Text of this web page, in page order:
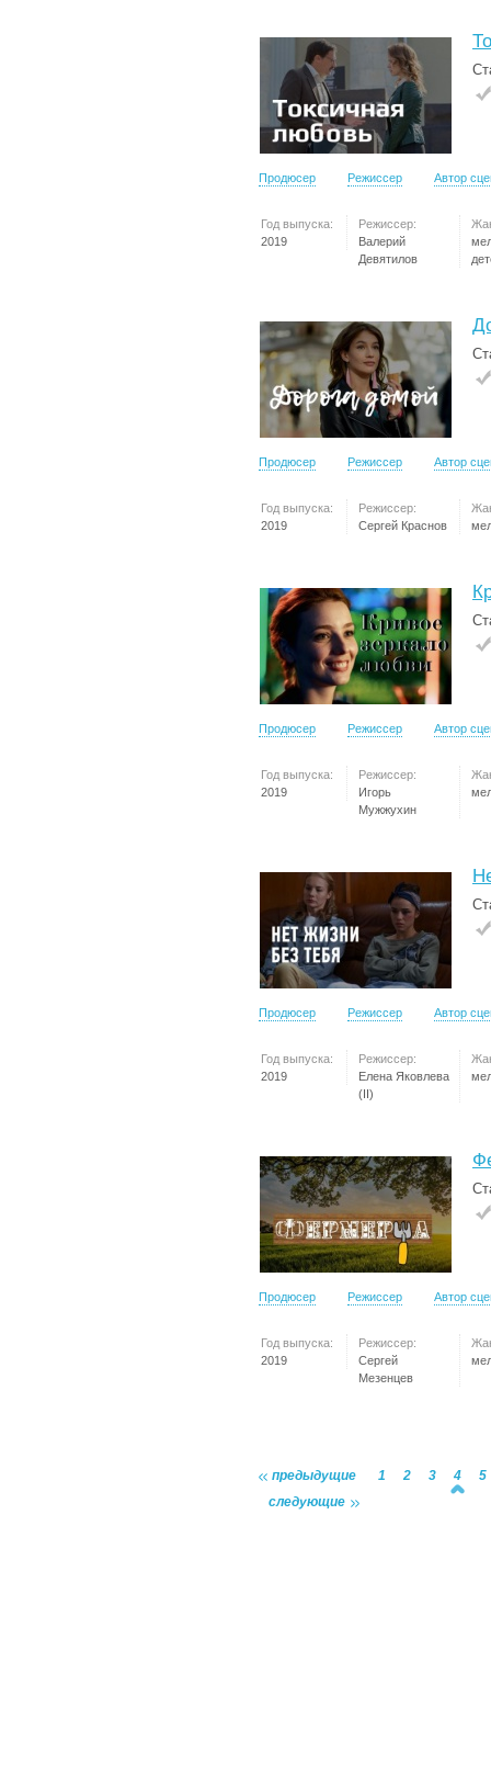
Продюсер Режиссер Автор
Год выпуска:
2019
Режиссер:
Валерий
Девятилов
Продюсер Режиссер Автор
Год выпуска:
2019
Режиссер:
Сергей Краснов
Продюсер Режиссер Автор
Год выпуска:
2019
Режиссер:
Игорь
Мужжухин
Продюсер Режиссер Автор
Год выпуска:
2019
Режиссер:
Елена Яковлева
(II)
Продюсер Режиссер Автор
Год выпуска:
2019
Режиссер:
Сергей
Мезенцев
предыдущие 1 2 3 4
5
следующие